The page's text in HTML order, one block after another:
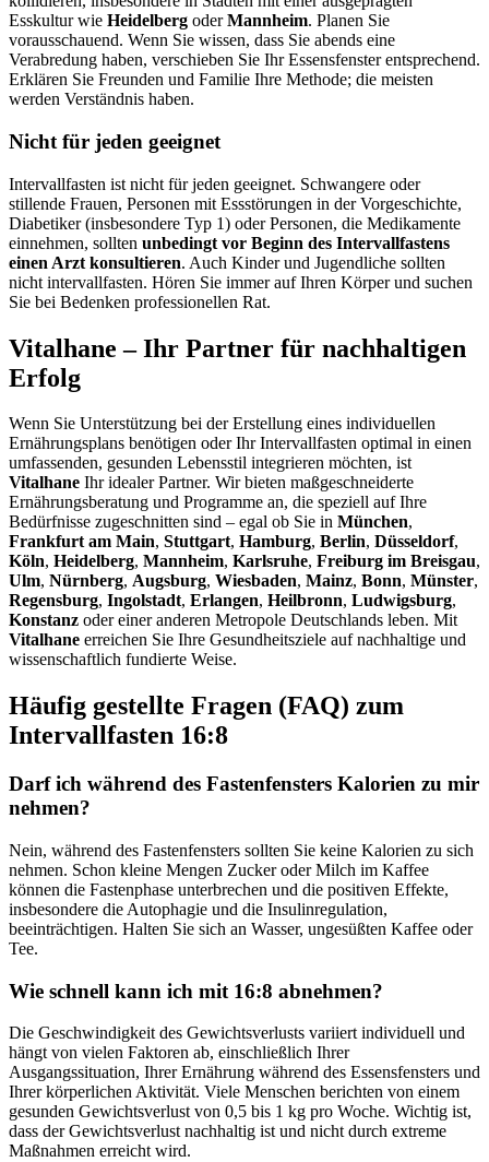
Esskultur wie Heidelberg oderMannheim. Planen Sie
vorausschauend. Wenn Sie wissen, dass Sie abends eine
Verabredung haben, verschieben Sie Ihr Essensfenster entsprechend.
Erklären Sie Freunden und Familie Ihre Methode; die meisten
werden Verständnis haben.
Nicht für jeden geeignet
Intervallfasten ist nicht für jeden geeignet. Schwangere oder
stillende Frauen, Personen mit Essstörungen in der Vorgeschichte,
Diabetiker (insbesondere Typ 1) oder Personen, die Medikamente
einnehmen, sollten unbedingt vor Beginn des Intervallfastens
einen Arzt konsultieren. Auch Kinder und Jugendliche sollten
nicht intervallfasten. Hören Sie immer auf Ihren Körper und suchen
Sie bei Bedenken professionellen Rat.
Vitalhane – Ihr Partner für nachhaltigen
Erfolg
Wenn Sie Unterstützung bei der Erstellung eines individuellen
Ernährungsplans benötigen oder Ihr Intervallfasten optimal in einen
umfassenden, gesunden Lebensstil integrieren möchten, ist
Vitalhane Ihr idealer Partner. Wir bieten maßgeschneiderte
Ernährungsberatung und Programme an, die speziell auf Ihre
Bedürfnisse zugeschnitten sind – egal ob Sie in München,
Frankfurt am Main, Stuttgart, Hamburg, Berlin, Düsseldorf,
Köln, Heidelberg, Mannheim, Karlsruhe, Freiburg im Breisgau,
Ulm, Nürnberg, Augsburg, Wiesbaden, Mainz, Bonn, Münster,
Regensburg, Ingolstadt, Erlangen, Heilbronn, Ludwigsburg,
Konstanz oder einer anderen Metropole Deutschlands leben. Mit
Vitalhane erreichen Sie Ihre Gesundheitsziele auf nachhaltige und
wissenschaftlich fundierte Weise.
Häufig gestellte Fragen (FAQ) zum
Intervallfasten 16:8
Darf ich während des Fastenfensters Kalorien zu mir
nehmen?
Nein, während des Fastenfensters sollten Sie keine Kalorien zu sich
nehmen. Schon kleine Mengen Zucker oder Milch im Kaffee
können die Fastenphase unterbrechen und die positiven Effekte,
insbesondere die Autophagie und die Insulinregulation,
beeinträchtigen. Halten Sie sich an Wasser, ungesüßten Kaffee oder
Tee.
Wie schnell kann ich mit 16:8 abnehmen?
Die Geschwindigkeit des Gewichtsverlusts variiert individuell und
hängt von vielen Faktoren ab, einschließlich Ihrer
Ausgangssituation, Ihrer Ernährung während des Essensfensters und
Ihrer körperlichen Aktivität. Viele Menschen berichten von einem
gesunden Gewichtsverlust von 0,5 bis 1 kg pro Woche. Wichtig ist,
dass der Gewichtsverlust nachhaltig ist und nicht durch extreme
Maßnahmen erreicht wird.